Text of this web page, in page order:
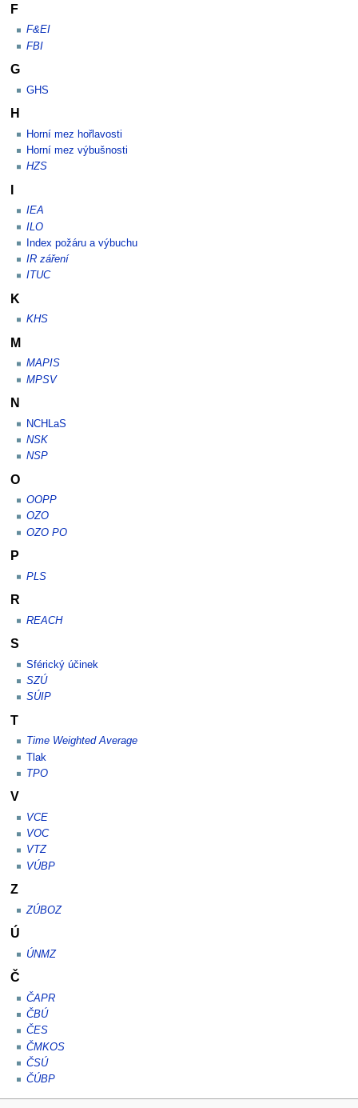
F
F&EI
FBI
G
GHS
H
Horní mez hořlavosti
Horní mez výbušnosti
HZS
I
IEA
ILO
Index požáru a výbuchu
IR záření
ITUC
K
KHS
M
MAPIS
MPSV
N
NCHLaS
NSK
NSP
O
OOPP
OZO
OZO PO
P
PLS
R
REACH
S
Sférický účinek
SZÚ
SÚIP
T
Time Weighted Average
Tlak
TPO
V
VCE
VOC
VTZ
VÚBP
Z
ZÚBOZ
Ú
ÚNMZ
Č
ČAPR
ČBÚ
ČES
ČMKOS
ČSÚ
ČÚBP